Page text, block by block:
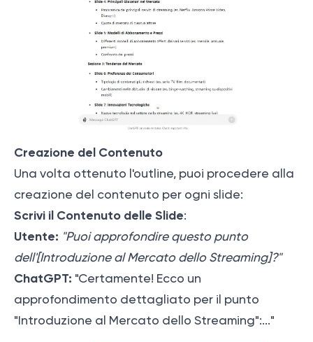
Creazione del Contenuto
Una volta ottenuto l'outline, puoi procedere alla
creazione del contenuto per ogni slide:
Scrivi il Contenuto delle Slide:
Utente: "Puoi approfondire questo punto
dell'[Introduzione al Mercato dello Streaming]?"
ChatGPT: "Certamente! Ecco un
approfondimento dettagliato per il punto
"Introduzione al Mercato dello Streaming":..."